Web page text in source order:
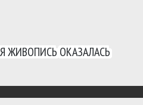
ЖИВОПИСЬ ОКАЗАЛАСЬ